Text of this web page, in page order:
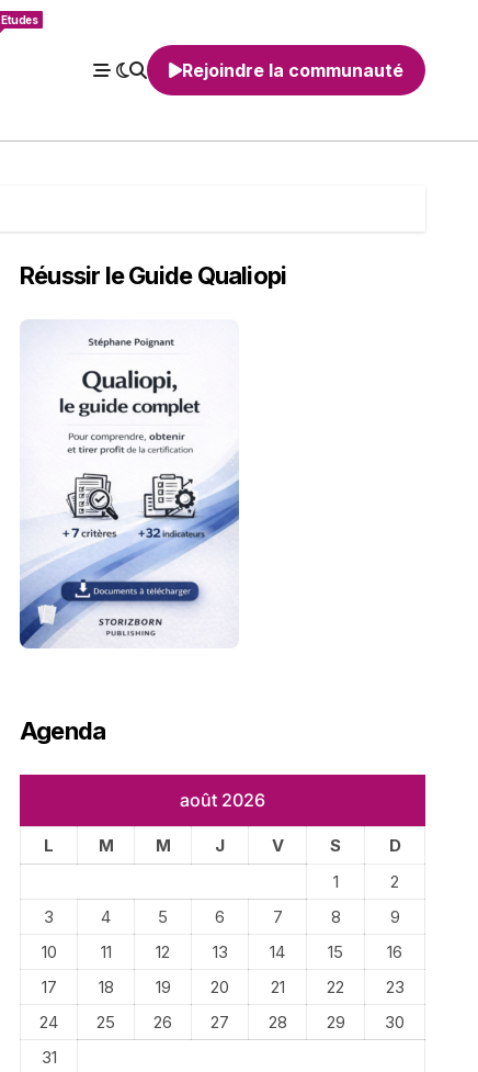
Etudes
Rejoindre la communauté
Réussir le Guide Qualiopi
Agenda
août 2026
L M M J V S
D
1
2
3
4 5 6 7 8
9
10
11 12 13 14 15
16
17
18 19 20 21 22
23
24
25 26 27 28 29
30
31